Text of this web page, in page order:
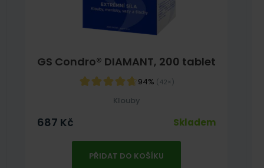
GS Condro® DIAMANT, 200 tablet
94% (42×)
Klouby
687 Kč Skladem
PŘIDAT DO KOŠÍKU